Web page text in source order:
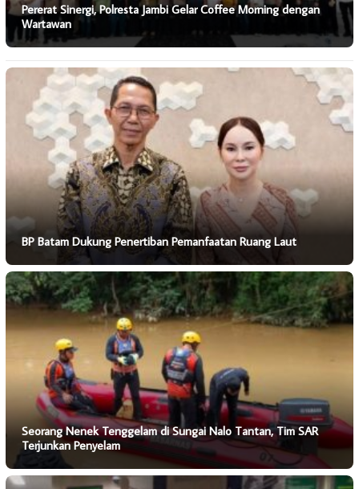
Pererat Sinergi, Polresta Jambi Gelar Coffee Morning dengan
Wartawan
BP Batam Dukung Penertiban Pemanfaatan Ruang Laut
Seorang Nenek Tenggelam di Sungai Nalo Tantan, Tim SAR
Terjunkan Penyelam